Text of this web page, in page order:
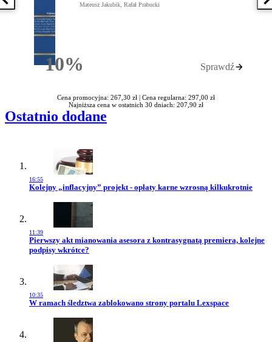
Poprzednia książka
10%Rabatu
Mateusz Jakubik, Rafał Prabucki
Sprawdź
Cena promocyjna: 267,30 zł | Cena regularna: 297,00 zł
Najniższa cena w ostatnich 30 dniach: 207,90 zł
Ostatnio dodane
16:55
Przejdź do artykułu:
Kolejny „inflacyjny” projekt - opłaty karne wzrosną kilkukrotnie
11:39
Przejdź do artykułu:
Pierwszy akt mianowania asesora z kontrasygnatą premiera, kolejne
podpisy wkrótce?
10:35
Przejdź do artykułu:
W ramach śledztwa zablokowano strony portalu Lexspace